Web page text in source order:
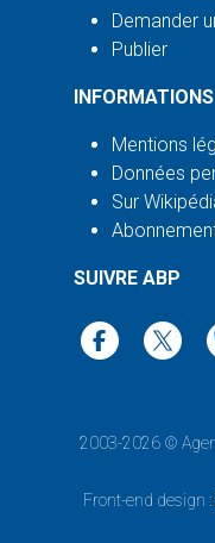
Demander
Publier
INFORMATIONS
Mentions
Données
Sur
SUIVRE ABP
2003-2026 ©
Front-end design :